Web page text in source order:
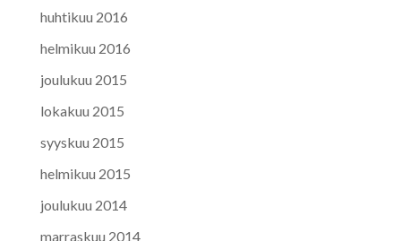
huhtikuu 2016
helmikuu 2016
joulukuu 2015
lokakuu 2015
syyskuu 2015
helmikuu 2015
joulukuu 2014
marraskuu 2014